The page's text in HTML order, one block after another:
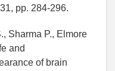
pp. 284-296.
Sharma P., Elmore
and
of brain